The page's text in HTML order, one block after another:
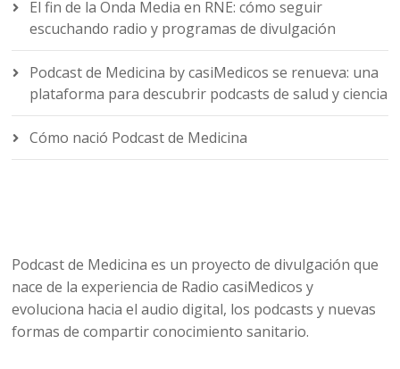
El fin de la Onda Media en RNE: cómo seguir
escuchando radio y programas de divulgación
Podcast de Medicina by casiMedicos se renueva: una
plataforma para descubrir podcasts de salud y ciencia
Cómo nació Podcast de Medicina
Podcast de Medicina es un proyecto de divulgación que
nace de la experiencia de Radio casiMedicos y
evoluciona hacia el audio digital, los podcasts y nuevas
formas de compartir conocimiento sanitario.